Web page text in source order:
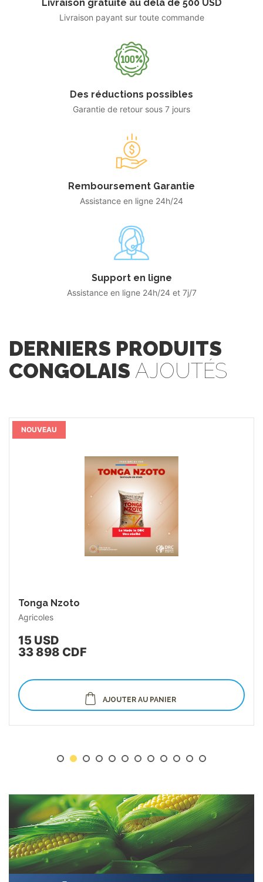
Livraison gratuite au délà de 500 USD
Livraison payant sur toute commande
Des réductions possibles
Garantie de retour sous 7 jours
Remboursement Garantie
Assistance en ligne 24h/24
Support en ligne
Assistance en ligne 24h/24 et 7j/7
DERNIERS PRODUITS
CONGOLAIS AJOUTÉS
Bulukutu Tea
Agricoles
1 USD
2 998 CDF
AJOUTER AU PANIER
NOUVEAU